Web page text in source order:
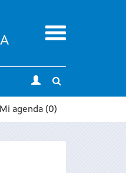
Menu
search
Mi agenda (0)